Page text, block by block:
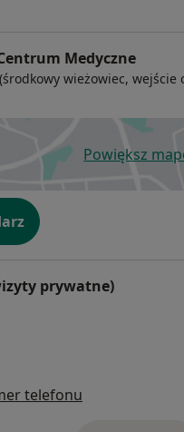
Medyczne
wieżowiec, wejście
Powiększ
prywatne)
telefonu